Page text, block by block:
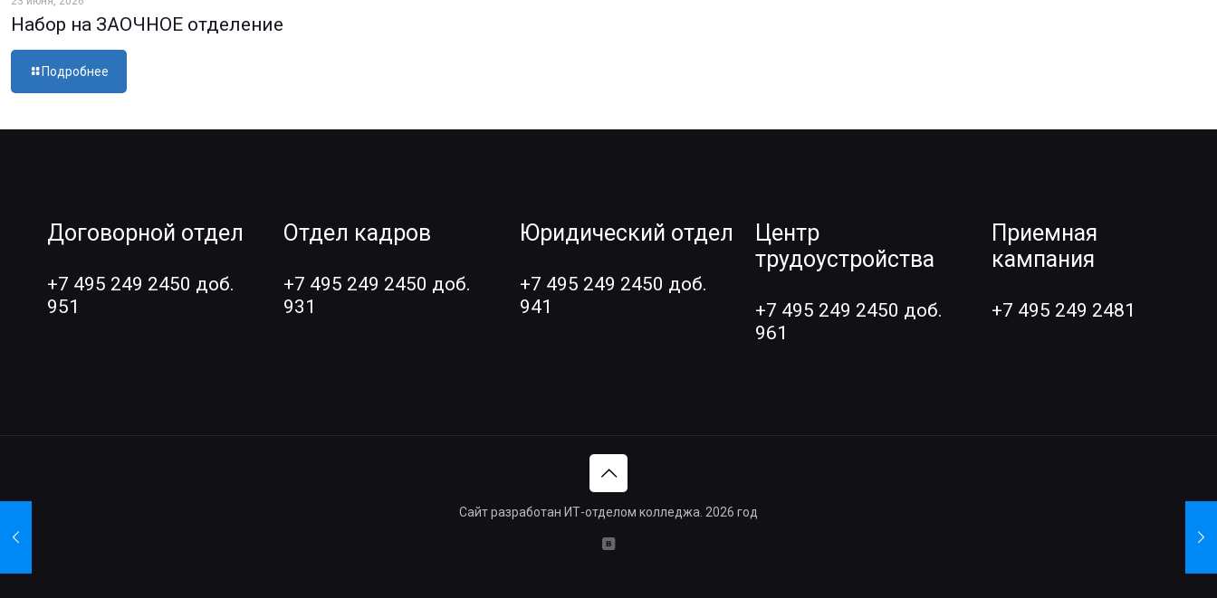
Набор на ЗАОЧНОЕ отделение
Подробнее
Договорной отдел
+7 495 249 2450 доб.
951
Отдел кадров
+7 495 249 2450 доб.
931
Юридический отдел
+7 495 249 2450 доб.
941
Центр
трудоустройства
+7 495 249 2450 доб.
961
Приемная
кампания
+7 495 249 2481
Сайт разработан ИТ-отделом колледжа. 2026 год